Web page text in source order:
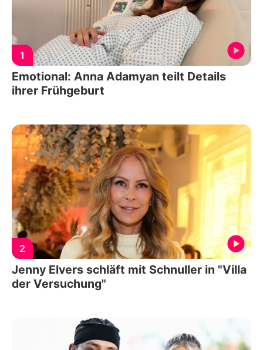
1
Emotional: Anna Adamyan teilt Details
ihrer Frühgeburt
2
Jenny Elvers schläft mit Schnuller in "Villa
der Versuchung"